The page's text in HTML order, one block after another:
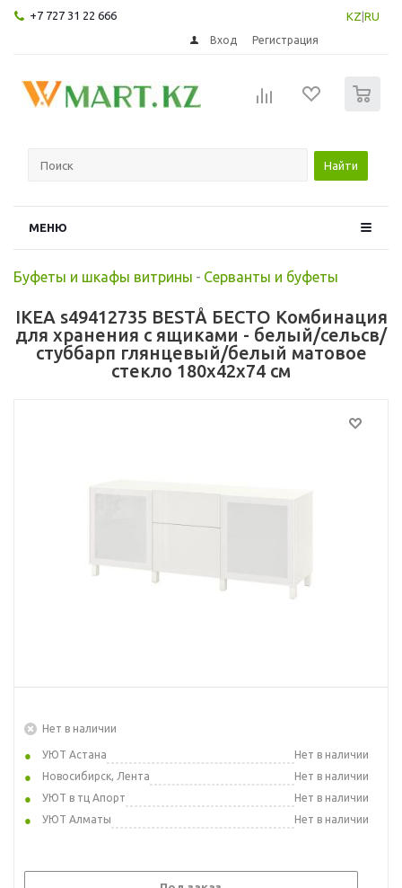
+7 727 31 22 666 KZ RU
Вход Регистрация
Найти
МЕНЮ
Буфеты и шкафы витрины - Серванты и буфеты
IKEA s49412735 BESTÅ БЕСТО Комбинация
для хранения с ящиками - белый/сельсв/
стуббарп глянцевый/белый матовое
стекло 180x42x74 см
Нет в наличии
УЮТ Астана
Нет в наличии
Новосибирск, Лента
Нет в наличии
УЮТ в тц Апорт
Нет в наличии
УЮТ Алматы
Нет в наличии